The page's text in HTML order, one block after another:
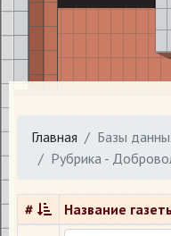
Главная Базы
Рубрика -
# Название